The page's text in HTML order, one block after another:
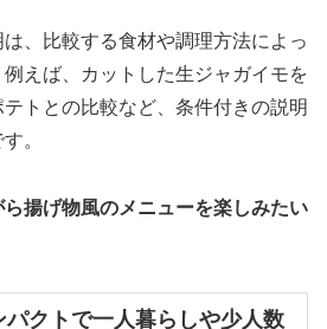
、比較する食材や調理方法によっ
えば、カットした生ジャガイモを
トとの比較など、条件付きの説明
。
揚げ物風のメニューを楽しみたい
クトで一人暮らしや少人数